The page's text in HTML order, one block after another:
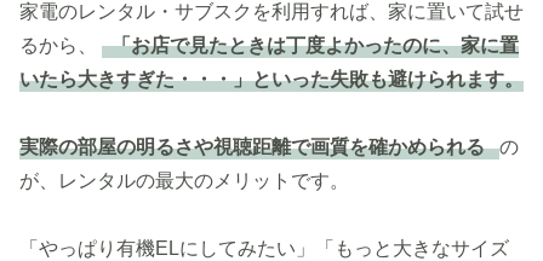
家電のレンタル・サブスクを利用すれば、家に置いて試せ
るから、
「お店で見たときは丁度よかったのに、家に置
いたら大きすぎた・・・」といった失敗も避けられます。
実際の部屋の明るさや視聴距離で画質を確かめられる の
が、レンタルの最大のメリットです。
「やっぱり有機ELにしてみたい」「もっと大きなサイズ